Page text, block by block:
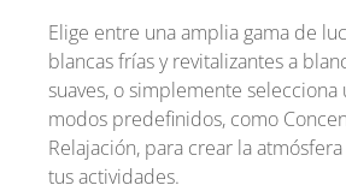
Elige entre una amplia gama de
blancas frías y revitalizantes a
suaves, o simplemente selecciona
modos predefinidos, como
Relajación, para crear la
tus actividades.